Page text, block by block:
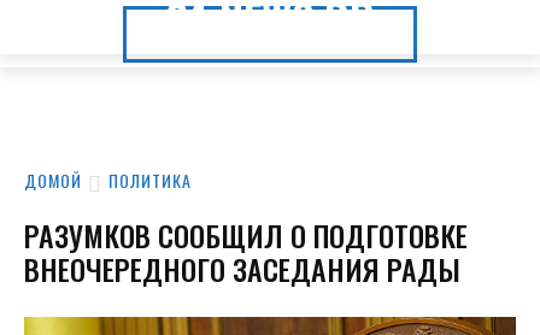
24.NEWS.DP
24.NEWS.DP
ДОМОЙ ПОЛИТИКА
РАЗУМКОВ СООБЩИЛ О ПОДГОТОВКЕ
ВНЕОЧЕРЕДНОГО ЗАСЕДАНИЯ РАДЫ